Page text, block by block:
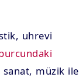
uhrevi
müzik ile